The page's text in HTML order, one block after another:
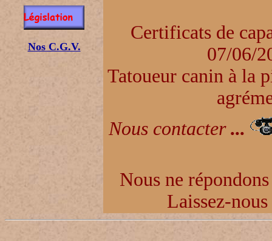
Nos C.G.V.
Certificats de
07/06/
Tatoueur canin à la
Nous contacter...
Nous ne
Laissez-